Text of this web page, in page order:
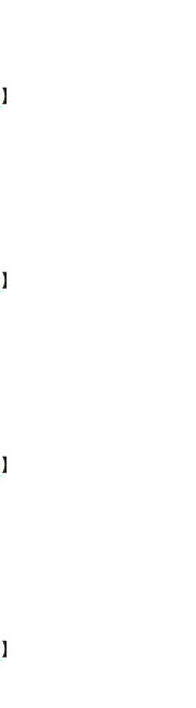
】
】
】
】